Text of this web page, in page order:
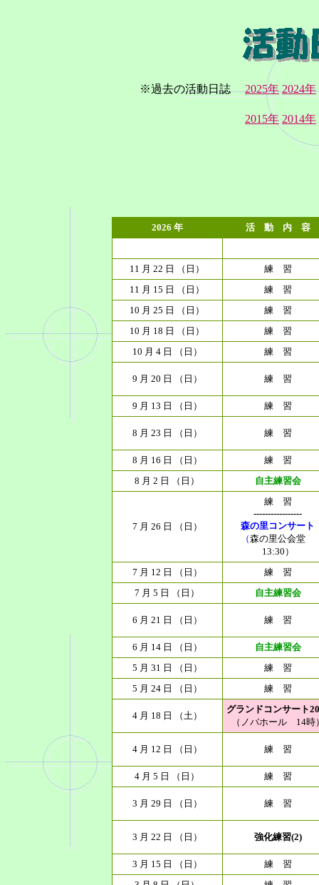
※過去の活動日誌2025年 2024年
2015年 2014年
2026 年 活 動 内 容
11 月 22 日 （日）
練 習
11 月 15 日 （日）
練 習
10 月 25 日 （日）
練 習
10 月 18 日 （日）
練 習
10 月 4 日 （日）
練 習
9 月 20 日 （日） 練 習
9 月 13 日 （日） 練 習
8 月 23 日 （日） 練 習
8 月 16 日 （日）
練 習
8 月 2 日 （日）
自主練習会
7 月 26 日 （日）
練 習
-----------------
森の里コンサート
（森の里公会堂
13:30）
7 月 12 日 （日）
練 習
7 月 5 日 （日）
自主練習会
6 月 21 日 （日） 練 習
6 月 14 日 （日）
自主練習会
5 月 31 日 （日）
練 習
5 月 24 日 （日）
練 習
4 月 18 日 （土）
グランドコンサート
（ノバホール 14時
4 月 12 日 （日） 練 習
4 月 5 日 （日） 練 習
3 月 29 日 （日） 練 習
3 月 22 日 （日） 強化練習(2)
3 月 15 日 （日）
練 習